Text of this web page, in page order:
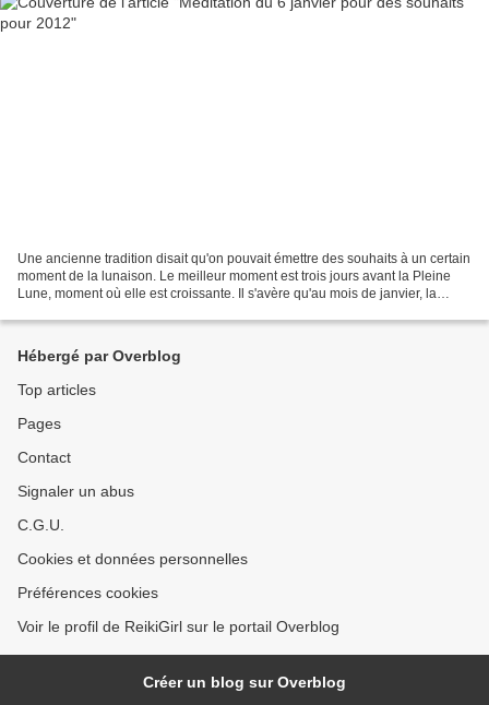
Une ancienne tradition disait qu'on pouvait émettre des souhaits à un certain
moment de la lunaison. Le meilleur moment est trois jours avant la Pleine
Lune, moment où elle est croissante. Il s'avère qu'au mois de janvier, la
Hébergé par Overblog
Top articles
Pages
Contact
Signaler un abus
C.G.U.
Cookies et données personnelles
Préférences cookies
Voir le profil de ReikiGirl sur le portail Overblog
Créer un blog sur Overblog